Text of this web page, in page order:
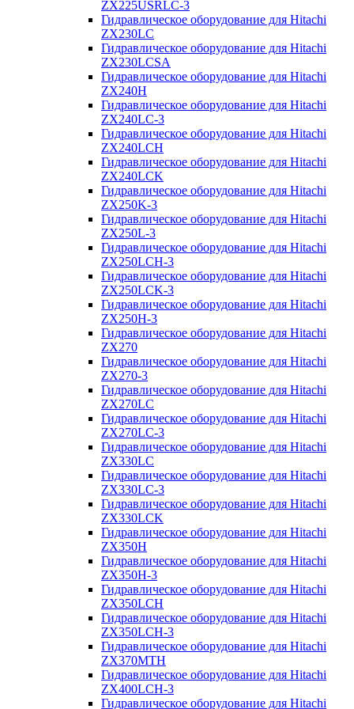
ZX225USRLC-3
Гидравлическое оборудование для Hitachi
ZX230LC
Гидравлическое оборудование для Hitachi
ZX230LCSA
Гидравлическое оборудование для Hitachi
ZX240H
Гидравлическое оборудование для Hitachi
ZX240LC-3
Гидравлическое оборудование для Hitachi
ZX240LCH
Гидравлическое оборудование для Hitachi
ZX240LCK
Гидравлическое оборудование для Hitachi
ZX250K-3
Гидравлическое оборудование для Hitachi
ZX250L-3
Гидравлическое оборудование для Hitachi
ZX250LCH-3
Гидравлическое оборудование для Hitachi
ZX250LCK-3
Гидравлическое оборудование для Hitachi
ZX250Н-3
Гидравлическое оборудование для Hitachi
ZX270
Гидравлическое оборудование для Hitachi
ZX270-3
Гидравлическое оборудование для Hitachi
ZX270LC
Гидравлическое оборудование для Hitachi
ZX270LC-3
Гидравлическое оборудование для Hitachi
ZX330LC
Гидравлическое оборудование для Hitachi
ZX330LC-3
Гидравлическое оборудование для Hitachi
ZX330LCK
Гидравлическое оборудование для Hitachi
ZX350H
Гидравлическое оборудование для Hitachi
ZX350H-3
Гидравлическое оборудование для Hitachi
ZX350LCH
Гидравлическое оборудование для Hitachi
ZX350LCH-3
Гидравлическое оборудование для Hitachi
ZX370MTH
Гидравлическое оборудование для Hitachi
ZX400LCH-3
Гидравлическое оборудование для Hitachi